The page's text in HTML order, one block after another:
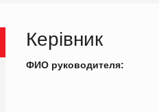
Керівник
ФИО руководителя: